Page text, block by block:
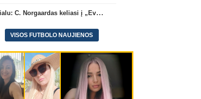
Oficialu: C. Norgaardas keliasi į „Everton“
VISOS FUTBOLO NAUJIENOS